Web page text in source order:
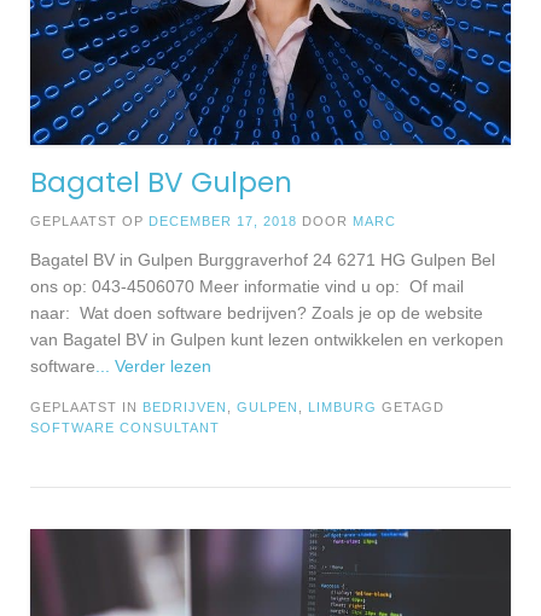
Bagatel BV Gulpen
GEPLAATST OP DECEMBER 17, 2018 DOOR MARC
Bagatel BV in Gulpen Burggraverhof 24 6271 HG Gulpen Bel
ons op: 043-4506070 Meer informatie vind u op: Of mail
naar: Wat doen software bedrijven? Zoals je op de website
van Bagatel BV in Gulpen kunt lezen ontwikkelen en verkopen
software... Verder lezen
GEPLAATST IN BEDRIJVEN GULPEN LIMBURG GETAGD
SOFTWARE CONSULTANT